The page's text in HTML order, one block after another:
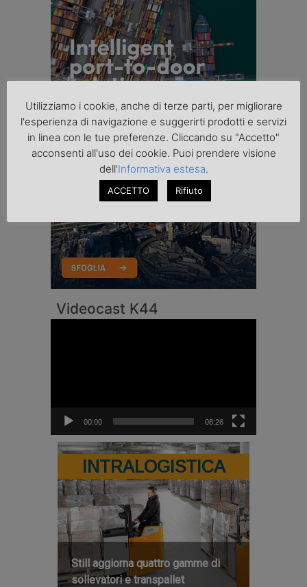
Videocast K44
00:00 08:26
INTRALOGISTICA
Still aggiorna quattro gamme di
sollevatori e transpallet
Utilizziamo i cookie, anche di terze parti, per migliorare
l'esperienza di navigazione e suggerirti prodotti e servizi
in linea con le tue preferenze. Cliccando su "Accetto"
acconsenti all'uso dei cookie. Puoi prendere visione
dell'Informativa estesa.
ACCETTO Rifiuto